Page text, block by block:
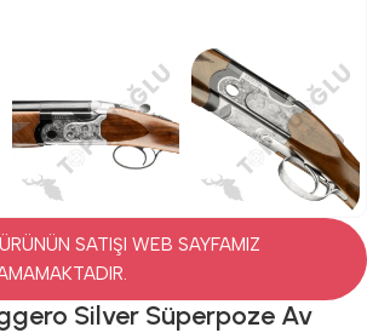
SATIŞI WEB SAYFAMIZ
Silver Süperpoze Av